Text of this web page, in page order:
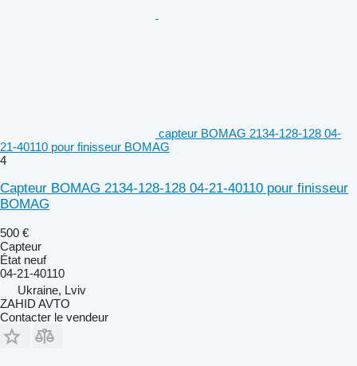
capteur BOMAG 2134-128-128 04-
21-40110 pour finisseur BOMAG
4
Capteur BOMAG 2134-128-128 04-21-40110 pour finisseur
BOMAG
500 €
Capteur
État neuf
04-21-40110
Ukraine, Lviv
ZAHID AVTO
Contacter le vendeur